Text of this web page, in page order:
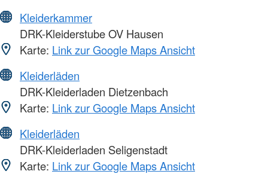
Kleiderkammer
DRK-Kleiderstube OV Hausen
Karte: Link zur Google Maps Ansicht
Kleiderläden
DRK-Kleiderladen Dietzenbach
Karte: Link zur Google Maps Ansicht
Kleiderläden
DRK-Kleiderladen Seligenstadt
Karte: Link zur Google Maps Ansicht